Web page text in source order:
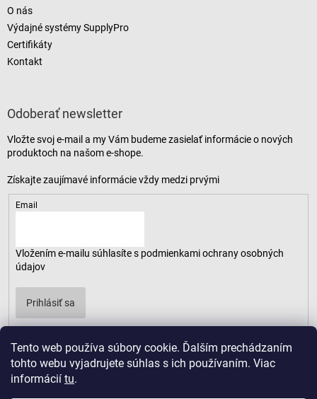
Tento web používa súbory cookie. Ďalším prechádzaním
tohto webu vyjadrujete súhlas s ich používaním. Viac
informácií tu.
O nás
Výdajné systémy SupplyPro
Certifikáty
Kontakt
Odoberať newsletter
Vložte svoj e-mail a my Vám budeme zasielať informácie o nových
produktoch na našom e-shope.
Email
Vložením e-mailu súhlasíte s podmienkami ochrany osobných
údajov
Prihlásiť sa